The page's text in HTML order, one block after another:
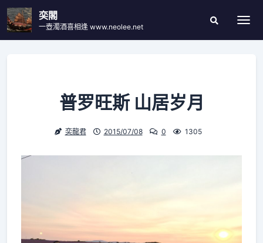
Skip
to
content
奕閣
一壺濁酒喜相逢 www.neolee.net
普罗旺斯 山居岁月
奕龍君 2015/07/08 0 1305